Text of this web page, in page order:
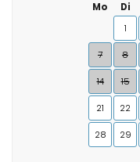
Mo
Di
1
7 8
14 15
21 22
28 29